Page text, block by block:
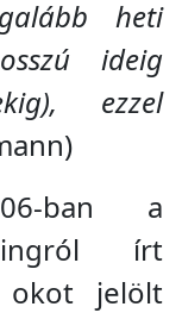
heti
ideig
ezzel
ban a
írt
okot jelölt